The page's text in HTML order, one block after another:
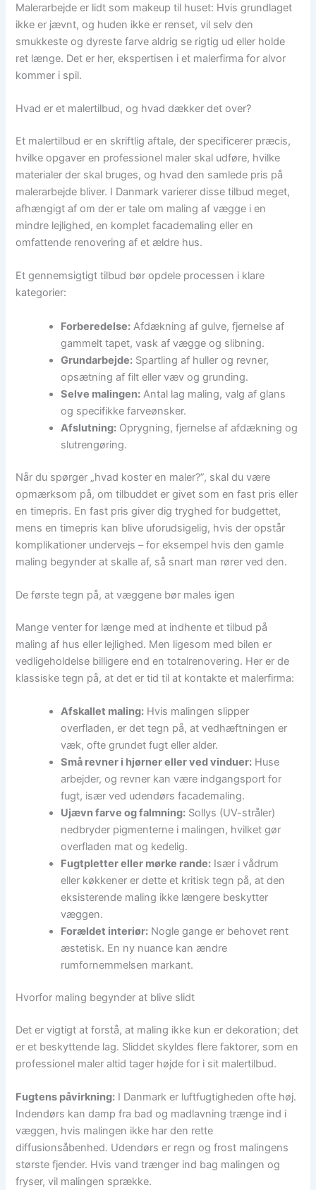
Malerarbejde er lidt som makeup til huset: Hvis grundlaget
ikke er jævnt, og huden ikke er renset, vil selv den
smukkeste og dyreste farve aldrig se rigtig ud eller holde
ret længe. Det er her, ekspertisen i et malerfirma for alvor
kommer i spil.
Hvad er et malertilbud, og hvad dækker det over?
Et malertilbud er en skriftlig aftale, der specificerer præcis,
hvilke opgaver en professionel maler skal udføre, hvilke
materialer der skal bruges, og hvad den samlede pris på
malerarbejde bliver. I Danmark varierer disse tilbud meget,
afhængigt af om der er tale om maling af vægge i en
mindre lejlighed, en komplet facademaling eller en
omfattende renovering af et ældre hus.
Et gennemsigtigt tilbud bør opdele processen i klare
kategorier:
Forberedelse: Afdækning af gulve, fjernelse af
gammelt tapet, vask af vægge og slibning.
Grundarbejde: Spartling af huller og revner,
opsætning af filt eller væv og grunding.
Selve malingen: Antal lag maling, valg af glans
og specifikke farveønsker.
Afslutning: Oprygning, fjernelse af afdækning og
slutrengøring.
Når du spørger „hvad koster en maler?”, skal du være
opmærksom på, om tilbuddet er givet som en fast pris eller
en timepris. En fast pris giver dig tryghed for budgettet,
mens en timepris kan blive uforudsigelig, hvis der opstår
komplikationer undervejs – for eksempel hvis den gamle
maling begynder at skalle af, så snart man rører ved den.
De første tegn på, at væggene bør males igen
Mange venter for længe med at indhente et tilbud på
maling af hus eller lejlighed. Men ligesom med bilen er
vedligeholdelse billigere end en totalrenovering. Her er de
klassiske tegn på, at det er tid til at kontakte et malerfirma:
Afskallet maling: Hvis malingen slipper
overfladen, er det tegn på, at vedhæftningen er
væk, ofte grundet fugt eller alder.
Små revner i hjørner eller ved vinduer: Huse
arbejder, og revner kan være indgangsport for
fugt, især ved udendørs facademaling.
Ujævn farve og falmning: Sollys (UV-stråler)
nedbryder pigmenterne i malingen, hvilket gør
overfladen mat og kedelig.
Fugtpletter eller mørke rande: Især i vådrum
eller køkkener er dette et kritisk tegn på, at den
eksisterende maling ikke længere beskytter
væggen.
Forældet interiør: Nogle gange er behovet rent
æstetisk. En ny nuance kan ændre
rumfornemmelsen markant.
Hvorfor maling begynder at blive slidt
Det er vigtigt at forstå, at maling ikke kun er dekoration; det
er et beskyttende lag. Sliddet skyldes flere faktorer, som en
professionel maler altid tager højde for i sit malertilbud.
Fugtens påvirkning: I Danmark er luftfugtigheden ofte høj.
Indendørs kan damp fra bad og madlavning trænge ind i
væggen, hvis malingen ikke har den rette
diffusionsåbenhed. Udendørs er regn og frost malingens
største fjender. Hvis vand trænger ind bag malingen og
fryser, vil malingen sprække.